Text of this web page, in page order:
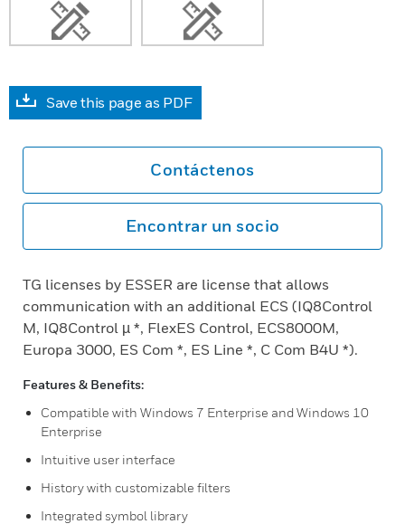
Save this page as PDF
Contáctenos
Encontrar un socio
TG licenses by ESSER are license that allows
communication with an additional ECS (IQ8Control
M, IQ8Control µ *, FlexES Control, ECS8000M,
Europa 3000, ES Com *, ES Line *, C Com B4U *).
Features & Benefits:
Compatible with Windows 7 Enterprise and Windows 10
Enterprise
Intuitive user interface
History with customizable filters
Integrated symbol library